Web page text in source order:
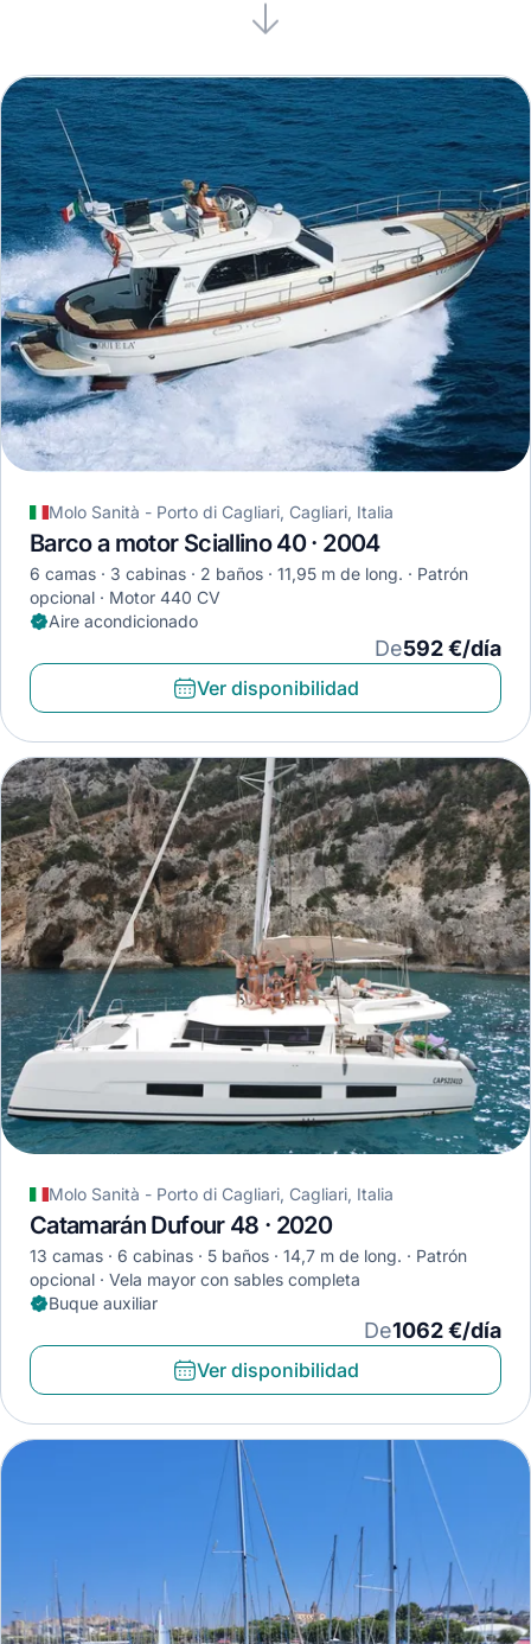
Molo Sanità - Porto di Cagliari, Cagliari, Italia
Barco a motor Sciallino 40 · 2004
6 camas 3 cabinas 2 baños 11,95 m de long.
Patrón
opcional
Motor 440 CV
Aire acondicionado
De592 €/día
Ver disponibilidad
Molo Sanità - Porto di Cagliari, Cagliari, Italia
Catamarán Dufour 48 · 2020
13 camas 6 cabinas 5 baños 14,7 m de long.
Patrón
opcional
Vela mayor con sables completa
Buque auxiliar
De1062 €/día
Ver disponibilidad